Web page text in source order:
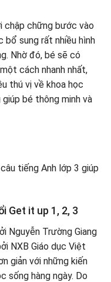
chập chững bước vào
bổ sung rất nhiều hình
Nhờ đó, bé sẽ có
cách nhanh nhất,
thú vị về khoa học
bé thông minh và
tiếng Anh lớp 3 giúp
Get it up 1, 2, 3
Nguyễn Trường Giang
NXB Giáo dục Việt
giản với những kiến
sống hàng ngày. Do